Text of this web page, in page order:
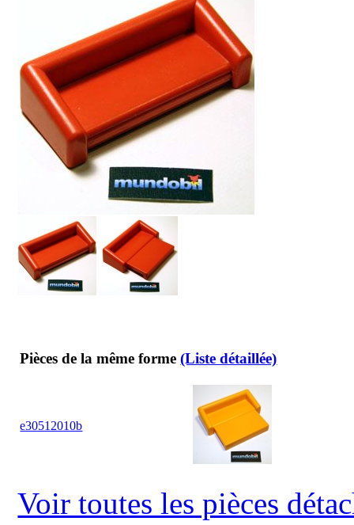
Pièces de la même forme(Liste détaillée)
e30512010b
Voir toutes les pièces